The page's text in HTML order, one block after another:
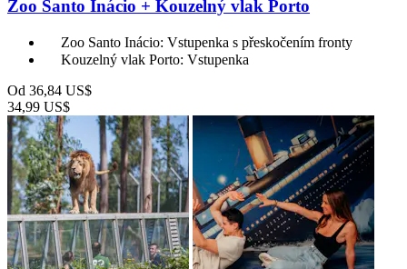
Zoo Santo Inácio + Kouzelný vlak Porto
Zoo Santo Inácio: Vstupenka s přeskočením fronty
Kouzelný vlak Porto: Vstupenka
Od 36,84 US$
34,99 US$